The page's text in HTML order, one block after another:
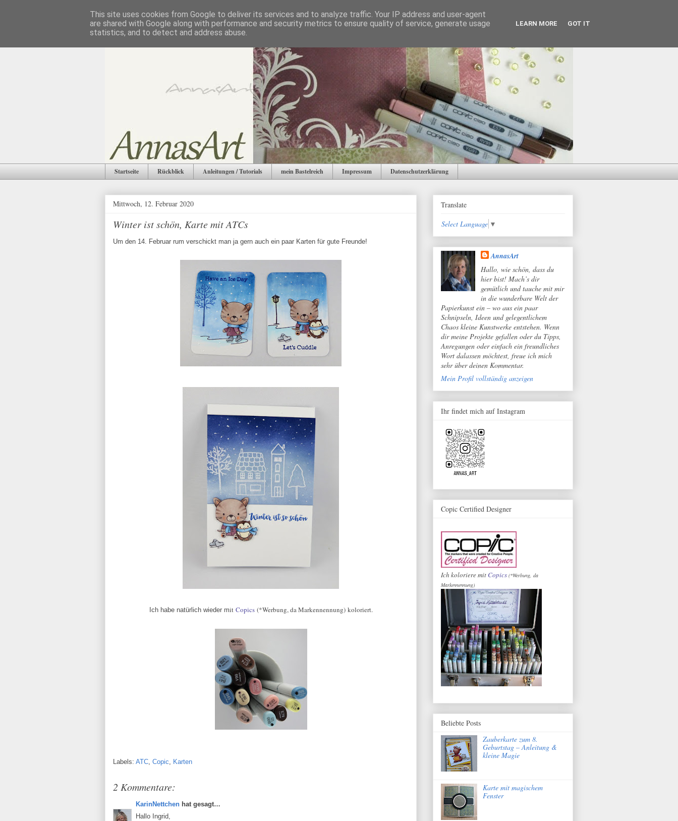
Startseite Rückblick Anleitungen / Tutorials mein Bastelreich Impressum Datenschutzerklärung
Mittwoch, 12. Februar 2020
Winter ist schön, Karte mit ATCs
Um den 14. Februar rum verschickt man ja gern auch ein paar Karten für gute Freunde!
Ich habe natürlich wieder mit Copics (*Werbung, da Markennennung)koloriert.
Labels: ATC Copic Karten
2 Kommentare:
KarinNettchen hat gesagt…
Hallo Ingrid,
Translate
Select Language ▼
AnnasArt
Hallo, wie schön, dass du
hier bist! Mach’s dir
gemütlich und tauche mit mir
in die wunderbare Welt der
Papierkunst ein – wo aus ein paar
Schnipseln, Ideen und gelegentlichem
Chaos kleine Kunstwerke entstehen. Wenn
dir meine Projekte gefallen oder du Tipps,
Anregungen oder einfach ein freundliches
Wort dalassen möchtest, freue ich mich
sehr über deinen Kommentar.
Mein Profil vollständig anzeigen
Ihr findet mich auf Instagram
Copic Certified Designer
Ich koloriere mit Copics (*Werbung, da
Markennennung)
Beliebte Posts
Zauberkarte zum 8.
Geburtstag – Anleitung &
kleine Magie
Karte mit magischem
Fenster
This site uses cookies from Google to deliver its services and to analyze traffic. Your IP address and user-agent
are shared with Google along with performance and security metrics to ensure quality of service, generate usage
statistics, and to detect and address abuse.
LEARN MORE GOT IT